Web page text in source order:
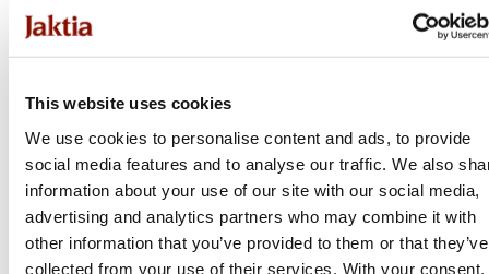
This website uses cookies
We use cookies to personalise content and ads, to provide
social media features and to analyse our traffic. We also
information about your use of our site with our social media,
advertising and analytics partners who may combine it with
other information that you’ve provided to them or that they’ve
collected from your use of their services. With your consent,
2026-07-04 Stängt
2026-07-25 Stängt
2026-08-01 Stängt
2026-08-08 Stängt
eller tillbehör kan du lita på att vårt kunniga team ger dig
expertvägledning och service.
Kom och besök oss för att upptäcka det bästa inom jakt och
äventyr!
Årets Club Jaktiabutik 2025